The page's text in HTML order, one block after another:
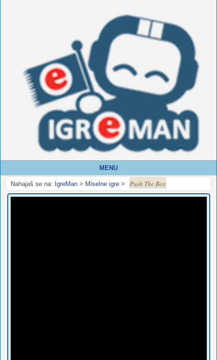
MENU
Nahajaš se na: IgreMan > Miselne igre > Push The Box